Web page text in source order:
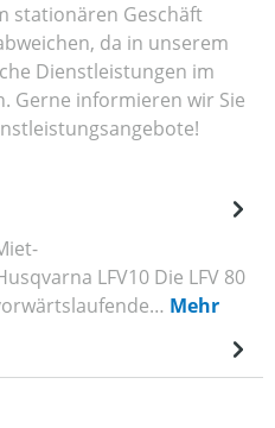
stationären Geschäft
da in unserem
Dienstleistungen im
Gerne informieren wir Sie
LFV10 Die LFV 80
Mehr